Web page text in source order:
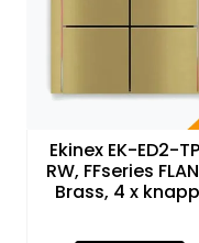
Ekinex EK-ED2-
RW, FFseries
Brass, 4 x